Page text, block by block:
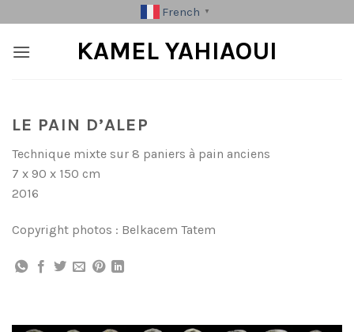
to
content
French ▼
KAMEL YAHIAOUI
LE PAIN D’ALEP
Technique mixte sur 8 paniers à pain anciens
7 x 90 x 150 cm
2016
Copyright photos : Belkacem Tatem